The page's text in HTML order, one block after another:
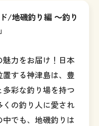
/地磯釣り編 ～釣り
魅力をお届け！日本
する神津島は、豊
彩な釣り場を持つ
の釣り人に愛され
中でも、地磯釣りは